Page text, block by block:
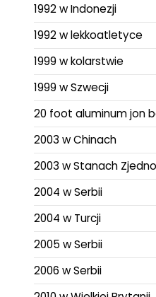
1992 w Indonezji
1992 w lekkoatletyce
1999 w kolarstwie
1999 w Szwecji
20 foot aluminum jon
2003 w Chinach
2003 w Stanach
2004 w Serbii
2004 w Turcji
2005 w Serbii
2006 w Serbii